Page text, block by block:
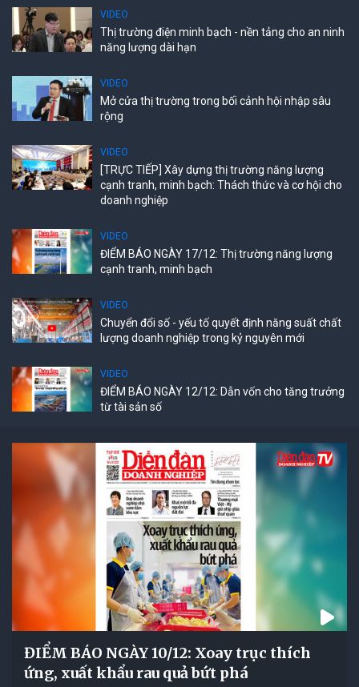
VIDEO
Thị trường điện minh bạch - nền tảng cho an ninh
năng lượng dài hạn
VIDEO
Mở cửa thị trường trong bối cảnh hội nhập sâu
rộng
VIDEO
[TRỰC TIẾP] Xây dựng thị trường năng lượng
cạnh tranh, minh bạch: Thách thức và cơ hội cho
doanh nghiệp
VIDEO
ĐIỂM BÁO NGÀY 17/12: Thị trường năng lượng
cạnh tranh, minh bạch
VIDEO
Chuyển đổi số - yếu tố quyết định năng suất chất
lượng doanh nghiệp trong kỷ nguyên mới
VIDEO
ĐIỂM BÁO NGÀY 12/12: Dẫn vốn cho tăng trưởng
từ tài sản số
ĐIỂM BÁO NGÀY 10/12: Xoay trục thích
ứng, xuất khẩu rau quả bứt phá